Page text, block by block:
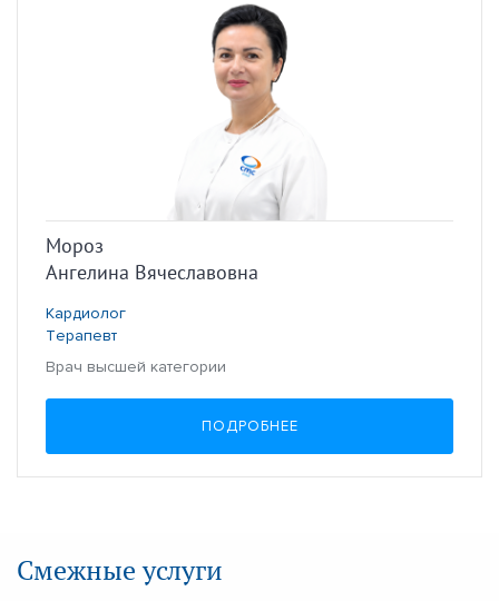
Мороз
Ангелина Вячеславовна
Кардиолог
Терапевт
Врач высшей категории
ПОДРОБНЕЕ
Смежные услуги